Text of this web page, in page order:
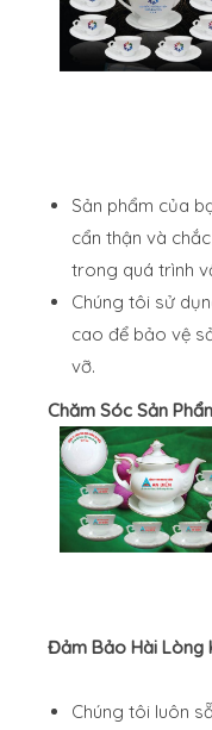
Sản phẩm của
cẩn thận và
trong quá trình
Chúng tôi sử
cao để bảo vệ
vỡ.
Chăm Sóc Sản
Đảm Bảo Hài Lòng
Chúng tôi luôn